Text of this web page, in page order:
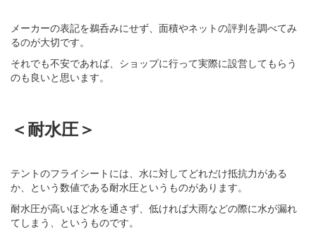
メーカーの表記を鵜呑みにせず、面積やネットの評判を調べてみ
るのが大切です。
それでも不安であれば、ショップに行って実際に設営してもらう
のも良いと思います。
＜耐水圧＞
テントのフライシートには、水に対してどれだけ抵抗力がある
か、という数値である耐水圧というものがあります。
耐水圧が高いほど水を通さず、低ければ大雨などの際に水が漏れ
てしまう、というものです。